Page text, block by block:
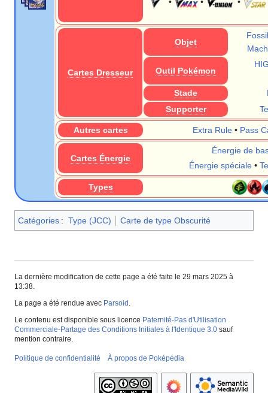
• • •
Cartes Dresseur
Objet
Outil Pokémon
Stade
Supporter
Autres cartes Extra Rule• Pass
Cartes Énergie
Énergie de
Énergie spéciale•
Types
Catégories : Type (JCC) Carte de type Obscurité
La dernière modification de cette page a été faite le 29 mars 2025 à
13:38.
La page a été rendue avec Parsoid .
Le contenu est disponible sous licence Paternité-Pas d'Utilisation
Commerciale-Partage des Conditions Initiales à l'Identique 3.0 sauf
mention contraire.
Politique de confidentialité À propos de Poképédia